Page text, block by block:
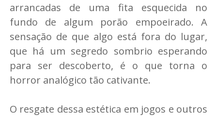
arrancadas de uma fita esquecida no
fundo de algum porão empoeirado. A
sensação de que algo está fora do lugar,
que há um segredo sombrio esperando
para ser descoberto, é o que torna o
horror analógico tão cativante.
O resgate dessa estética em jogos e outros